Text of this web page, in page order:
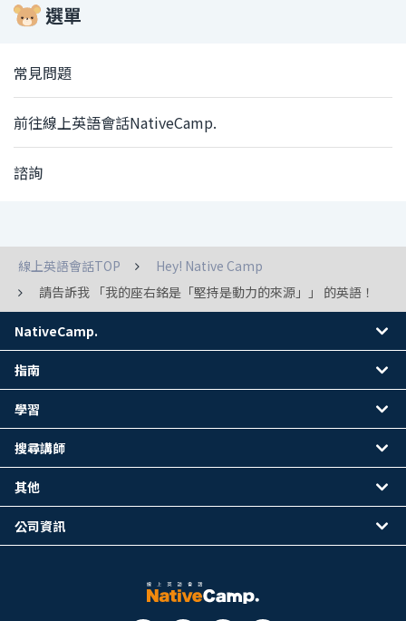
選單
常見問題
前往線上英語會話NativeCamp.
諮詢
線上英語會話TOP
Hey! Native Camp
請告訴我 「我的座右銘是「堅持是動力的來源」」 的英語！
NativeCamp.
指南
學習
搜尋講師
其他
公司資訊